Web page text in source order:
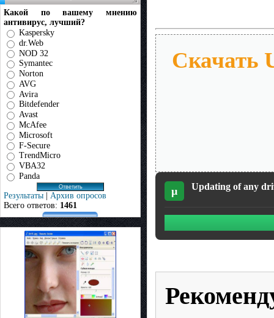
Какой по вашему мнению
антивирус, лучший?
Kaspersky
dr.Web
NOD 32
Symantec
Norton
AVG
Avira
Bitdefender
Avast
McAfee
Microsoft
F-Secure
TrendMicro
VBA32
Panda
Результаты | Архив опросов
Всего ответов: 1461
Скачать
µ Updating of any